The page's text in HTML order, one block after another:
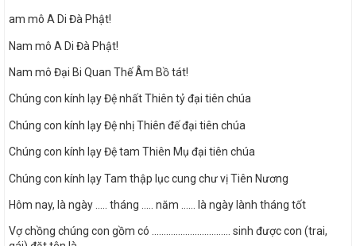
am mô A Di Đà Phật!
Nam mô A Di Đà Phật!
Nam mô Đại Bi Quan Thế Âm Bồ tát!
Chúng con kính lạy Đệ nhất Thiên tỷ đại tiên chúa
Chúng con kính lạy Đệ nhị Thiên đế đại tiên chúa
Chúng con kính lạy Đệ tam Thiên Mụ đại tiên chúa
Chúng con kính lạy Tam thập lục cung chư vị Tiên Nương
Hôm nay, là ngày ….. tháng ….. năm …… là ngày lành tháng tốt
Vợ chồng chúng con gồm có …………………………… sinh được con (trai,